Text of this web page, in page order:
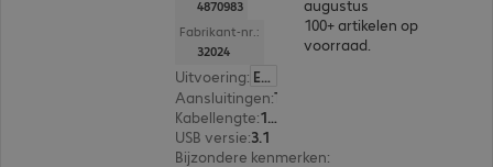
4870983
Fabrikant-nr.:
32024
Uitvoering: Europa
Aansluitingen:
Kabellengte: 1,5 m
USB versie:3.1
Bijzondere kenmerken:
augustus
100+ artikelen op
voorraad.